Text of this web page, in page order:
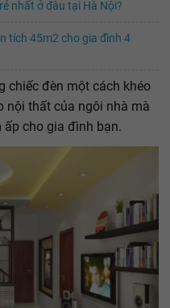
nhất ở đâu tại Hà Nội?
tích 45m2 cho gia đình 4
chiếc đèn một cách khéo
nội thất của ngôi nhà mà
cho gia đình bạn.